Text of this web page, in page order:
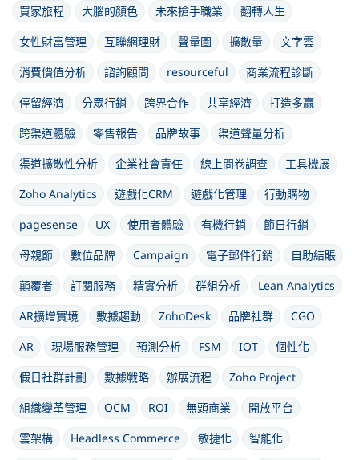
買家旅程
大腦的顏色 未來搶手職業
翻轉人生
女性財富管理
互聯網理財 聲量圖 擴散量
文字雲
消費價值分析
諮詢顧問 resourceful
商業流程診斷
停留經濟
分眾行銷 跨界合作 共享經濟
打造多贏
跨渠道體驗
零售報告 品牌故事
渠道聲量分析
渠道擴散性分析
企業社會責任 線上問卷調查
工具機展
Zoho Analytics
遊戲化CRM 遊戲化管理
行動購物
pagesense
UX 使用者體驗 有機行銷
節日行銷
母親節
數位品牌 Campaign 電子郵件行銷
自助結賬
顛覆者
訂閱服務 精實分析 群組分析
Lean Analytics
AR擴增實境
數據趨動 ZohoDesk 品牌社群
CGO
AR
現場服務管理 預測分析 FSM IOT
個性化
假日社群計劃
數據戰略 辦展流程
Zoho Project
組織變革管理
OCM ROI 無頭商業
開放平台
雲架構
Headless Commerce 敏捷化
智能化